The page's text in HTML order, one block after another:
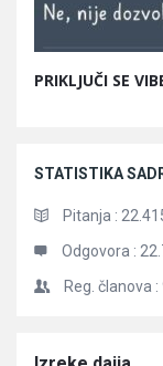
PRIKLJUČI SE
STATISTIKA
Pitanja :
Odgovora :
Reg. članova :